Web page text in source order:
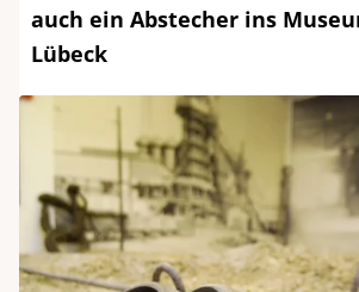
auch ein Abstecher ins
Lübeck